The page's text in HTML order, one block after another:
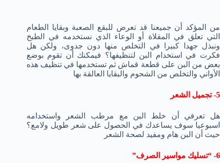
من المؤكد أن جميعنا قد تعرض للبقع الصعبة وبقايا الطعام
التي تعلق في المقلاة أو الوعاء الذي نستخدمه في الطبخ
ونبذل جهدا كبيرا في التخلص منها دون جدوى، ولكن هل
فكرت في استخدام البن لتنظيفها؟ فيمكنك أن تقوم بوضع
بعض من البن على قطعة قماش ثم تستخدمها في تنظيف هذه
الأواني والتخلص من الشحوم والبقايا العالقة بها
5- تجميل الشعر
هل تعرفي أن خلط البن مع مرطب الشعر واستخدامه
اسبوعيا سوف يساعدك في الحصول على شعر طويل ولامع؟
حيث أن البن هام ومفيد لصحة الشعر
6- “تسليك مواسير الصرف”